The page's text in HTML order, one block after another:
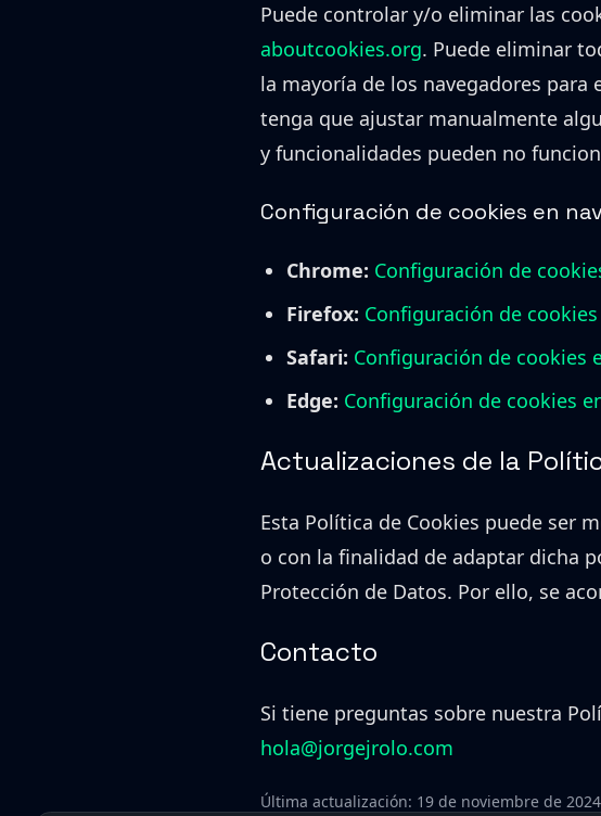
Puede controlar y/o eliminar las
aboutcookies.org. Puede eliminar
la mayoría de los navegadores
tenga que ajustar manualmente
y funcionalidades pueden no
Configuración de cookies en
Chrome: Configuración de
Firefox: Configuración de
Safari: Configuración de cookies
Edge: Configuración de cookies
Actualizaciones de la
Esta Política de Cookies puede ser
o con la finalidad de adaptar dicha
Protección de Datos. Por ello, se
Contacto
Si tiene preguntas sobre nuestra
hola@jorgejrolo.com
Última actualización: 19 de noviembre de 2024